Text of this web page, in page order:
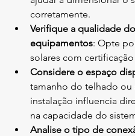
corretamente.
Verifique a qualidade
equipamentos: Opte
solares com
Considere o espaço
tamanho do telhado ou
instalação influencia
na capacidade do
Analise o tipo de